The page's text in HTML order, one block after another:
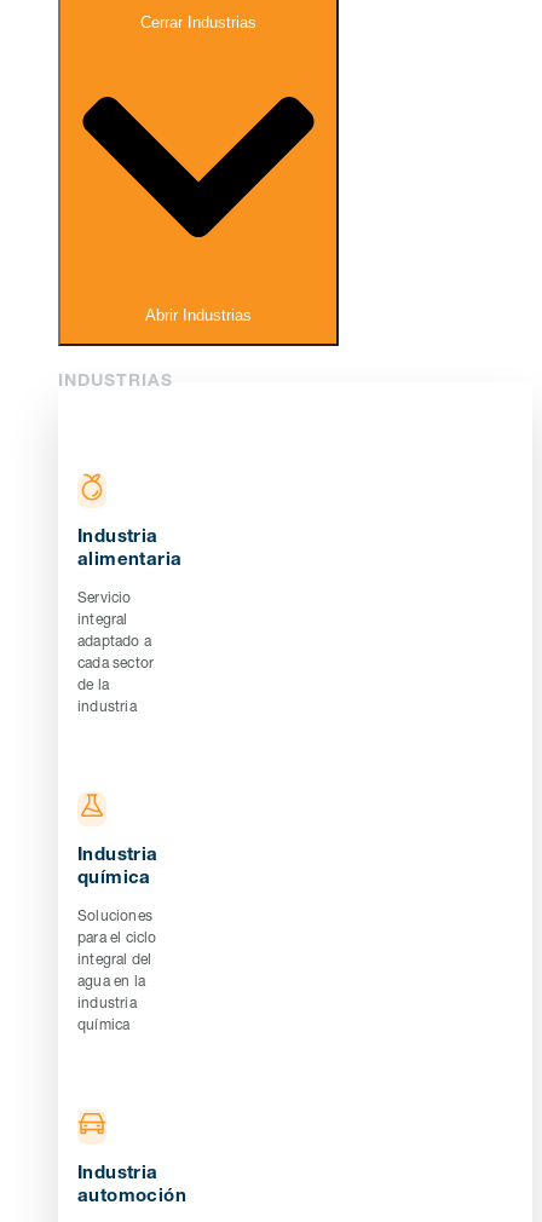
Cerrar Industrias
Abrir Industrias
INDUSTRIAS
Industria
alimentaria
Servicio
integral
adaptado a
cada sector
de la
industria
Industria
química
Soluciones
para el ciclo
integral del
agua en la
industria
química
Industria
automoción